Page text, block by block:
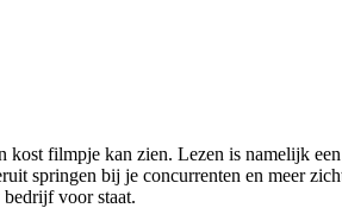
kost filmpje kan zien. Lezen is namelijk
springen bij je concurrenten en meer
voor staat.